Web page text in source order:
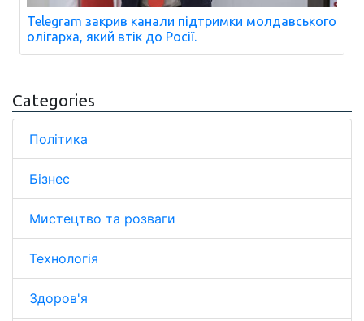
Telegram закрив канали підтримки молдавського
олігарха, який втік до Росії.
Categories
Політика
Бізнес
Мистецтво та розваги
Технологія
Здоров'я